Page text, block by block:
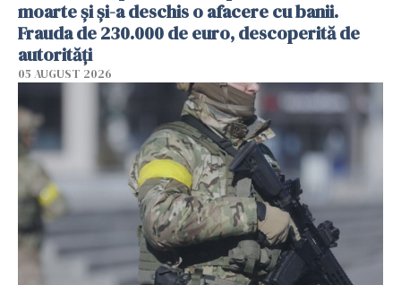
moarte și și-a deschis o afacere cu banii.
Frauda de 230.000 de euro, descoperită de
autorități
05 AUGUST 2026